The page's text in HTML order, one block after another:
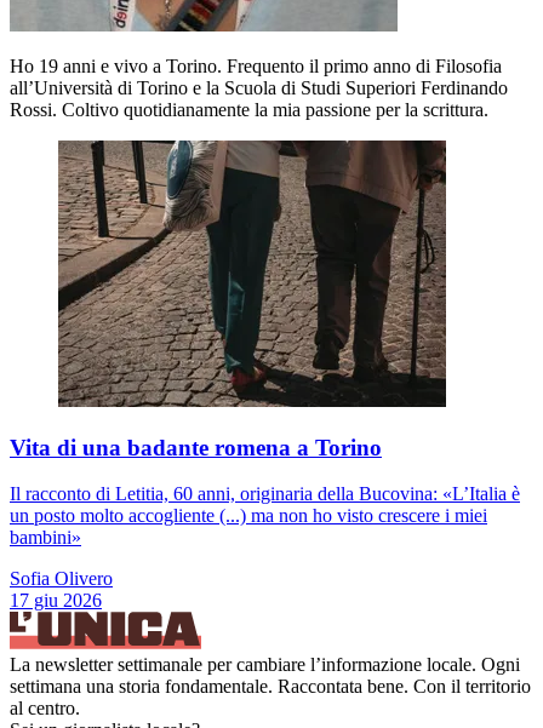
Ho 19 anni e vivo a Torino. Frequento il primo anno di Filosofia
all’Università di Torino e la Scuola di Studi Superiori Ferdinando
Rossi. Coltivo quotidianamente la mia passione per la scrittura.
Vita di una badante romena a Torino
Il racconto di Letitia, 60 anni, originaria della Bucovina: «L’Italia è
un posto molto accogliente (...) ma non ho visto crescere i miei
bambini»
Sofia Olivero
17 giu 2026
La newsletter settimanale per cambiare l’informazione locale. Ogni
settimana una storia fondamentale. Raccontata bene. Con il territorio
al centro.